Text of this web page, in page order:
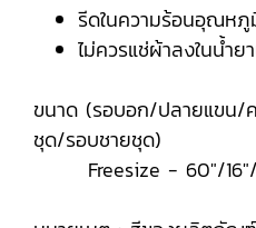
รีดในความร้อนอุณหภู
ไม่ควรแช่ผ้าลงในน้ำ
ขนาด (รอบอก/ปลายแขน/
ชุด/รอบชายชุด)
Freesize - 60"/16"/